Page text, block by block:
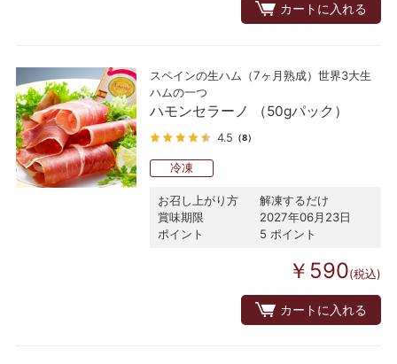
カートに入れる
スペインの生ハム（7ヶ月熟成）世界3大生
ハムの一つ
ハモンセラーノ （50gパック）
4.5 （8）
冷凍
お召し上がり方
解凍するだけ
賞味期限
2027年06月23日
ポイント
5 ポイント
￥590(税込)
カートに入れる